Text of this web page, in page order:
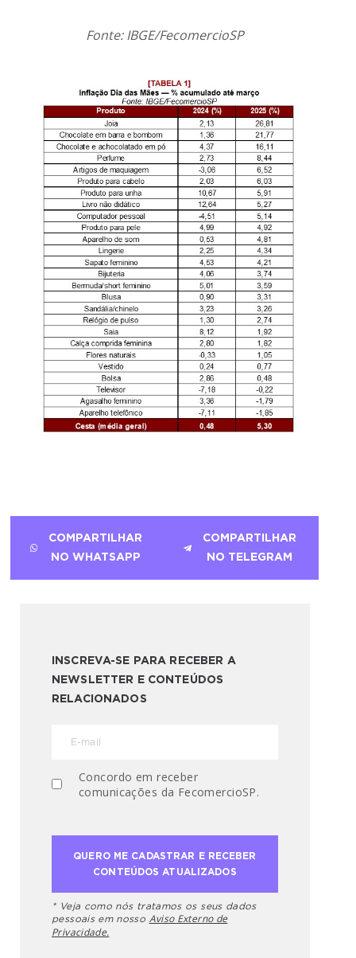
Fonte: IBGE/FecomercioSP
COMPARTILHAR
NO WHATSAPP
COMPARTILHAR
NO TELEGRAM
INSCREVA-SE PARA RECEBER A
NEWSLETTER E CONTEÚDOS
RELACIONADOS
Concordo em receber
comunicações da FecomercioSP.
* Veja como nós tratamos os seus dados
pessoais em nosso Aviso Externo de
Privacidade.